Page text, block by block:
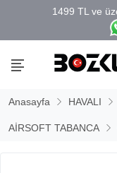
Anasayfa HAVALI
AİRSOFT TABANCA